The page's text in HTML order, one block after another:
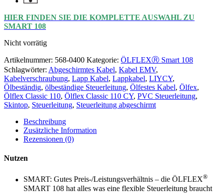
HIER FINDEN SIE DIE KOMPLETTE AUSWAHL ZU
SMART 108
Nicht vorrätig
Artikelnummer: 568-0400 Kategorie: ÖLFLEXⓇ Smart 108
Schlagwörter: Abgeschirmtes Kabel, Kabel EMV,
Kabelverschraubung, Lapp Kabel, Lappkabel, LIYCY,
Ölbeständig, ölbeständige Steuerleitung, Ölfestes Kabel, Ölfex,
Ölflex Classic 110, Ölflex Classic 110 CY, PVC Steuerleitung,
Skintop, Steuerleitung, Steuerleitung abgeschirmt
Beschreibung
Zusätzliche Information
Rezensionen (0)
Nutzen
SMART: Gutes Preis-/Leistungsverhältnis – die ÖLFLEX®
SMART 108 hat alles was eine flexible Steuerleitung braucht